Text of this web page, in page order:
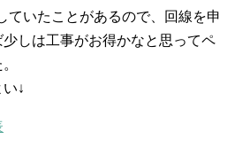
ていたことがあるので、回線を申
しは工事がお得かなと思ってペ
↓